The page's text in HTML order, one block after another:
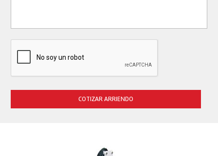
COTIZAR ARRIENDO